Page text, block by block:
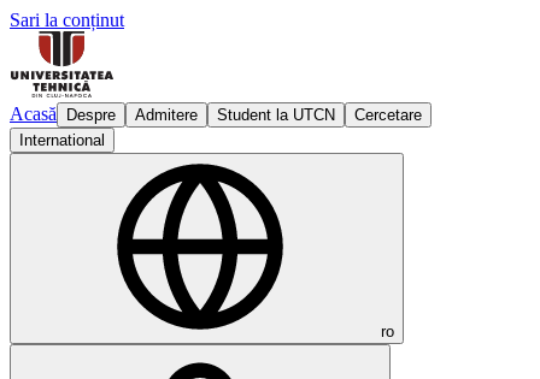
Sari la conținut
Acasă Despre Admitere Student la UTCN
Cercetare
International
ro